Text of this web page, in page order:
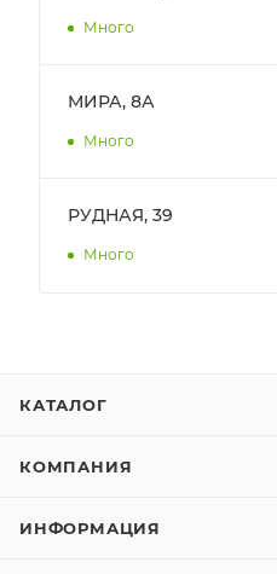
Много
МИРА, 8А
Много
РУДНАЯ, 39
Много
КАТАЛОГ
КОМПАНИЯ
ИНФОРМАЦИЯ